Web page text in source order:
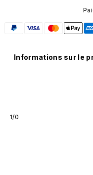
Informations sur le
1/0